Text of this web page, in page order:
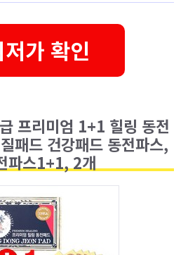
가 확인
프리미엄 1+1 힐링 동전
패드 건강패드 동전파스,
파스1+1, 2개